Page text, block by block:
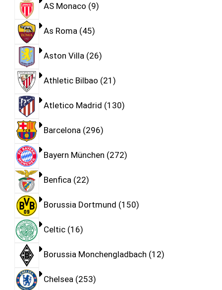
AS Monaco 9
As Roma 45
Aston Villa 26
Athletic Bilbao 21
Atletico Madrid 130
Barcelona 296
Bayern München 272
Benfica 22
Borussia Dortmund 150
Celtic 16
Borussia Monchengladbach 12
Chelsea 253